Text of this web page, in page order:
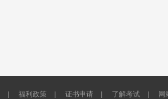
| 福利政策 | 证书申请 | 了解考试 | 网